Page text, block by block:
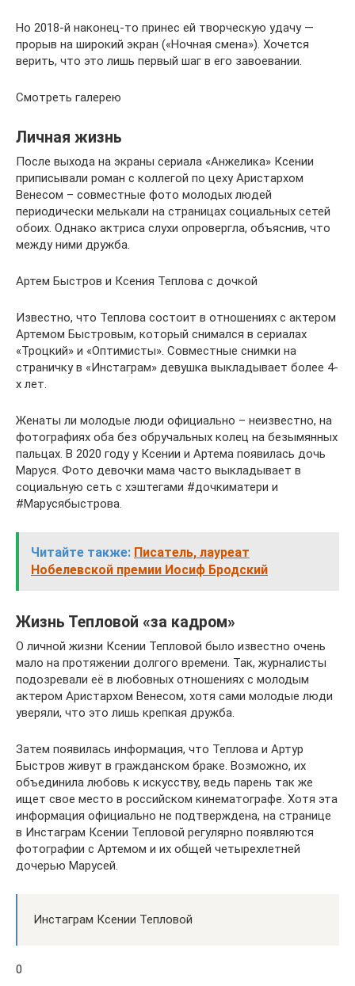
Но 2018-й наконец-то принес ей творческую удачу —
прорыв на широкий экран («Ночная смена»). Хочется
верить, что это лишь первый шаг в его завоевании.
Смотреть галерею
Личная жизнь
После выхода на экраны сериала «Анжелика» Ксении
приписывали роман с коллегой по цеху Аристархом
Венесом – совместные фото молодых людей
периодически мелькали на страницах социальных сетей
обоих. Однако актриса слухи опровергла, объяснив, что
между ними дружба.
Артем Быстров и Ксения Теплова с дочкой
Известно, что Теплова состоит в отношениях с актером
Артемом Быстровым, который снимался в сериалах
«Троцкий» и «Оптимисты». Совместные снимки на
страничку в «Инстаграм» девушка выкладывает более 4-
х лет.
Женаты ли молодые люди официально – неизвестно, на
фотографиях оба без обручальных колец на безымянных
пальцах. В 2020 году у Ксении и Артема появилась дочь
Маруся. Фото девочки мама часто выкладывает в
социальную сеть с хэштегами #дочкиматери и
#Марусябыстрова.
Читайте также: Писатель, лауреат
Нобелевской премии Иосиф Бродский
Жизнь Тепловой «за кадром»
О личной жизни Ксении Тепловой было известно очень
мало на протяжении долгого времени. Так, журналисты
подозревали её в любовных отношениях с молодым
актером Аристархом Венесом, хотя сами молодые люди
уверяли, что это лишь крепкая дружба.
Затем появилась информация, что Теплова и Артур
Быстров живут в гражданском браке. Возможно, их
объединила любовь к искусству, ведь парень так же
ищет свое место в российском кинематографе. Хотя эта
информация официально не подтверждена, на странице
в Инстаграм Ксении Тепловой регулярно появляются
фотографии с Артемом и их общей четырехлетней
дочерью Марусей.
Инстаграм Ксении Тепловой
0